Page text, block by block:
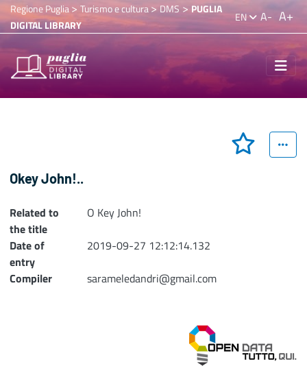
Regione Puglia> Turismo e cultura>DMS > PUGLIA
DIGITAL LIBRARY
EN A- A+
Okey John!..
Related to
the title
O Key John!
Date of
entry
2019-09-27 12:12:14.132
Compiler
sarameledandri@gmail.com